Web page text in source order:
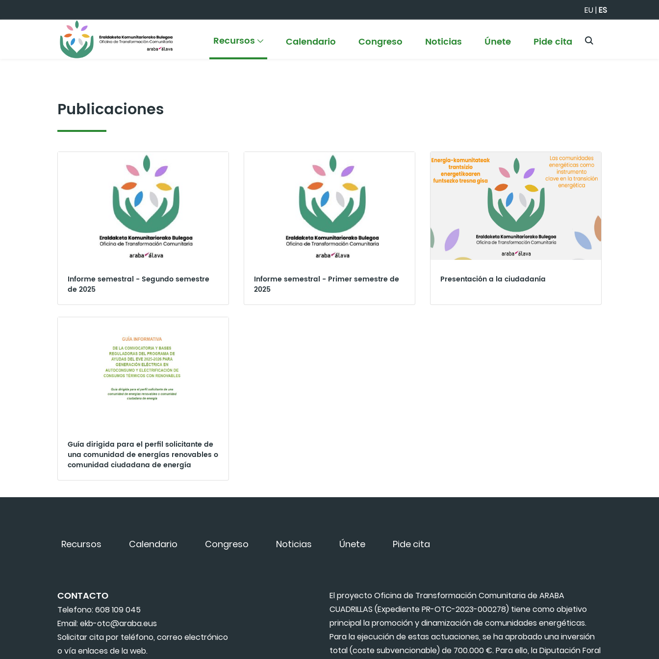
EU|ES
Recursos Calendario Congreso Noticias Únete Pide cita
Publicaciones
Informe semestral - Segundo semestre
de 2025
Informe semestral - Primer semestre de
2025
Presentación a la ciudadanía
Guía dirigida para el perfil solicitante de
una comunidad de energías renovables o
comunidad ciudadana de energía
Recursos Calendario Congreso Noticias Únete Pide cita
CONTACTO
Telefono: 608 109 045
Email: ekb-otc@araba.eus
Solicitar cita por teléfono, correo electrónico
o vía enlaces de la web.
El proyecto Oficina de Transformación Comunitaria de ARABA
CUADRILLAS (Expediente PR-OTC-2023-000278) tiene como objetivo
principal la promoción y dinamización de comunidades energéticas.
Para la ejecución de estas actuaciones, se ha aprobado una inversión
total (coste subvencionable) de 700.000 €. Para ello, la Diputación Foral